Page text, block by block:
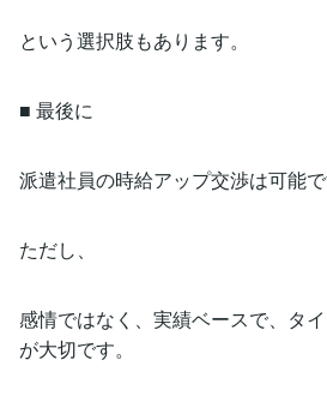
という選択肢もあります。
■ 最後に
派遣社員の時給アップ交渉は可能で
ただし、
感情ではなく、実績ベースで、タ
が大切です。